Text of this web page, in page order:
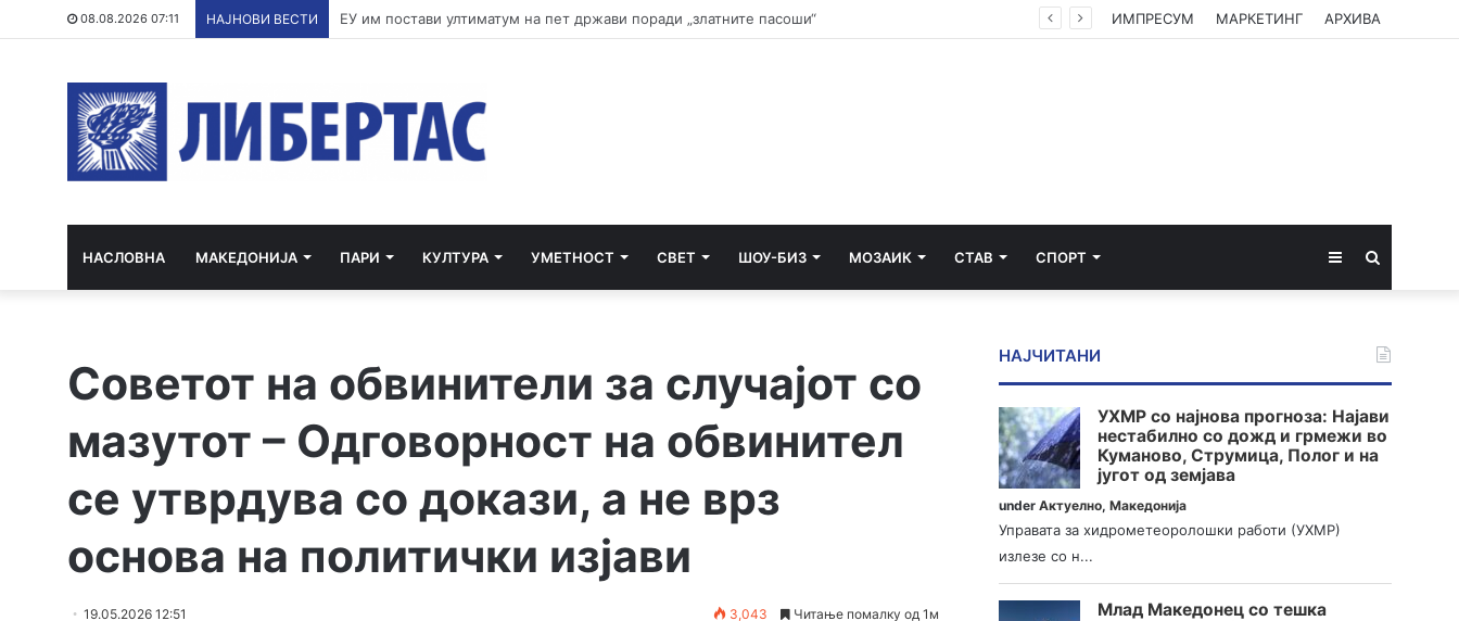
08.08.2026 07:11 НАЈНОВИ ВЕСТИ По речиси 30 години почнува судењето за убиството на Тупак Шакур ИМПРЕСУМ МАРКЕТИНГ АРХИВА
НАСЛОВНА МАКЕДОНИЈА ПАРИ КУЛТУРА УМЕТНОСТ СВЕТ ШОУ-БИЗ МОЗАИК СТАВ СПОРТ Sidebar
Советот на обвинители за случајот со
мазутот – Одговорност на обвинител
се утврдува со докази, а не врз
основа на политички изјави
19.05.2026 12:51 3,043 Читање помалку од 1м
НАЈЧИТАНИ
УХМР со најнова прогноза: Најави
нестабилно со дожд и грмежи во
Куманово, Струмица, Полог и на
југот од земјава
underАктуелно,Македонија
Управата за хидрометеоролошки работи (УХМР)
излезе со н...
Млад Македонец со тешка